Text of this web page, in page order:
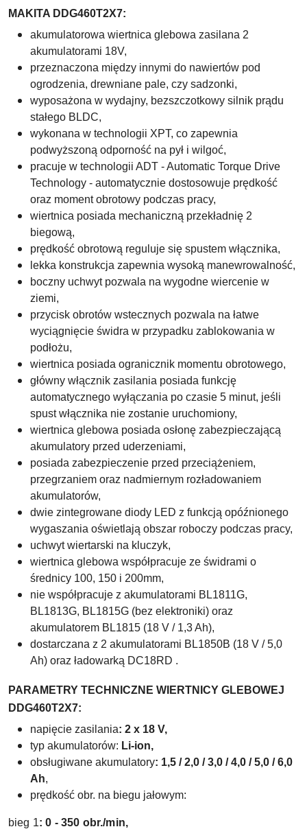
MAKITA DDG460T2X7:
akumulatorowa wiertnica glebowa zasilana 2
akumulatorami 18V,
przeznaczona między innymi do nawiertów pod
ogrodzenia, drewniane pale, czy sadzonki,
wyposażona w wydajny, bezszczotkowy silnik prądu
stałego BLDC,
wykonana w technologii XPT, co zapewnia
podwyższoną odporność na pył i wilgoć,
pracuje w technologii ADT - Automatic Torque Drive
Technology - automatycznie dostosowuje prędkość
oraz moment obrotowy podczas pracy,
wiertnica posiada mechaniczną przekładnię 2
biegową,
prędkość obrotową reguluje się spustem włącznika,
lekka konstrukcja zapewnia wysoką manewrowalność,
boczny uchwyt pozwala na wygodne wiercenie w
ziemi,
przycisk obrotów wstecznych pozwala na łatwe
wyciągnięcie świdra w przypadku zablokowania w
podłożu,
wiertnica posiada ogranicznik momentu obrotowego,
główny włącznik zasilania posiada funkcję
automatycznego wyłączania po czasie 5 minut, jeśli
spust włącznika nie zostanie uruchomiony,
wiertnica glebowa posiada osłonę zabezpieczającą
akumulatory przed uderzeniami,
posiada zabezpieczenie przed przeciążeniem,
przegrzaniem oraz nadmiernym rozładowaniem
akumulatorów,
dwie zintegrowane diody LED z funkcją opóźnionego
wygaszania oświetlają obszar roboczy podczas pracy,
uchwyt wiertarski na kluczyk,
wiertnica glebowa współpracuje ze świdrami o
średnicy 100, 150 i 200mm,
nie współpracuje z akumulatorami BL1811G,
BL1813G, BL1815G (bez elektroniki) oraz
akumulatorem BL1815 (18 V / 1,3 Ah),
dostarczana z 2 akumulatorami BL1850B (18 V / 5,0
Ah) oraz ładowarką DC18RD .
PARAMETRY TECHNICZNE WIERTNICY GLEBOWEJ
DDG460T2X7:
napięcie zasilania: 2 x 18 V,
typ akumulatorów: Li-ion,
obsługiwane akumulatory: 1,5 / 2,0 / 3,0 / 4,0 / 5,0 / 6,0
Ah,
prędkość obr. na biegu jałowym:
bieg 1: 0 - 350 obr./min,